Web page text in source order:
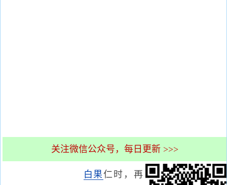
关注微信公众号，每日更新 >>>
白果仁时，再